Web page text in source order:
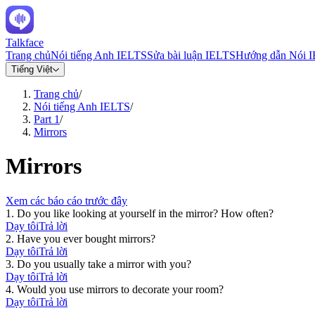
Talkface
Trang chủNói tiếng Anh IELTSSửa bài luận IELTSHướng dẫn Nói
Tiếng Việt
Trang chủ/
Nói tiếng Anh IELTS/
Part 1/
Mirrors
Mirrors
Xem các báo cáo trước đây
1 . Do you like looking at yourself in the mirror? How often?
Dạy tôiTrả lời
2. Have you ever bought mirrors?
Dạy tôiTrả lời
3. Do you usually take a mirror with you?
Dạy tôiTrả lời
4. Would you use mirrors to decorate your room?
Dạy tôiTrả lời